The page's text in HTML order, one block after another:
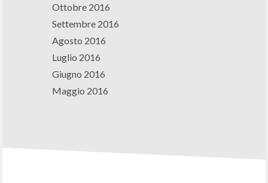
Ottobre 2016
Settembre 2016
Agosto 2016
Luglio 2016
Giugno 2016
Maggio 2016